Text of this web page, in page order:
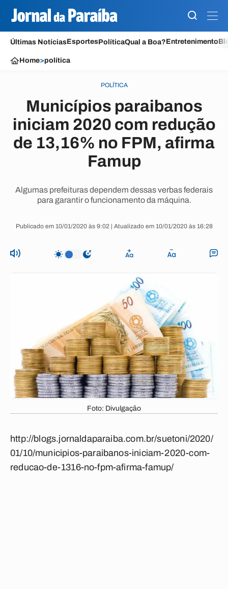
Últimas NotíciasEsportesPolíticaQual a Boa?Entretenimento
Home>política
POLÍTICA
Municípios paraibanos
iniciam 2020 com redução
de 13,16% no FPM, afirma
Famup
Algumas prefeituras dependem dessas verbas federais
para garantir o funcionamento da máquina.
Publicado em 10/01/2020 às 9:02 | Atualizado em 10/01/2020 às 16:28
Foto: Divulgação
http://blogs.jornaldaparaiba.com.br/suetoni/2020/
01/10/municipios-paraibanos-iniciam-2020-com-
reducao-de-1316-no-fpm-afirma-famup/